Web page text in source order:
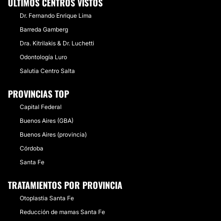
Dr. Fernando Enrique Lima
Barreda Gamberg
Dra. Kitrilakis & Dr. Luchetti
Odontología Luro
Salutia Centro Salta
PROVINCIAS TOP
Capital Federal
Buenos Aires (GBA)
Buenos Aires (provincia)
Córdoba
Santa Fe
TRATAMIENTOS POR PROVINCIA
Otoplastia Santa Fe
Reducción de mamas Santa Fe